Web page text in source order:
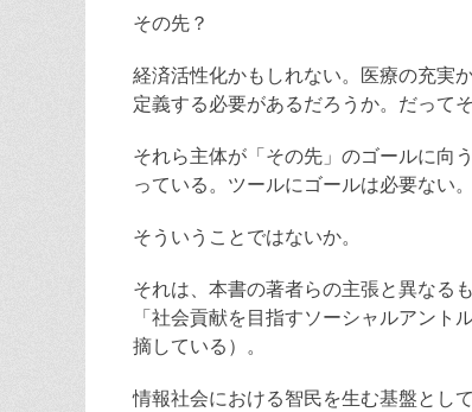
その先？
経済活性化かもしれない。医療の充実
定義する必要があるだろうか。だって
それら主体が「その先」のゴールに向
っている。ツールにゴールは必要ない。
そういうことではないか。
それは、本書の著者らの主張と異なる
「社会貢献を目指すソーシャルアン
摘している）。
情報社会における智民を生む基盤とし